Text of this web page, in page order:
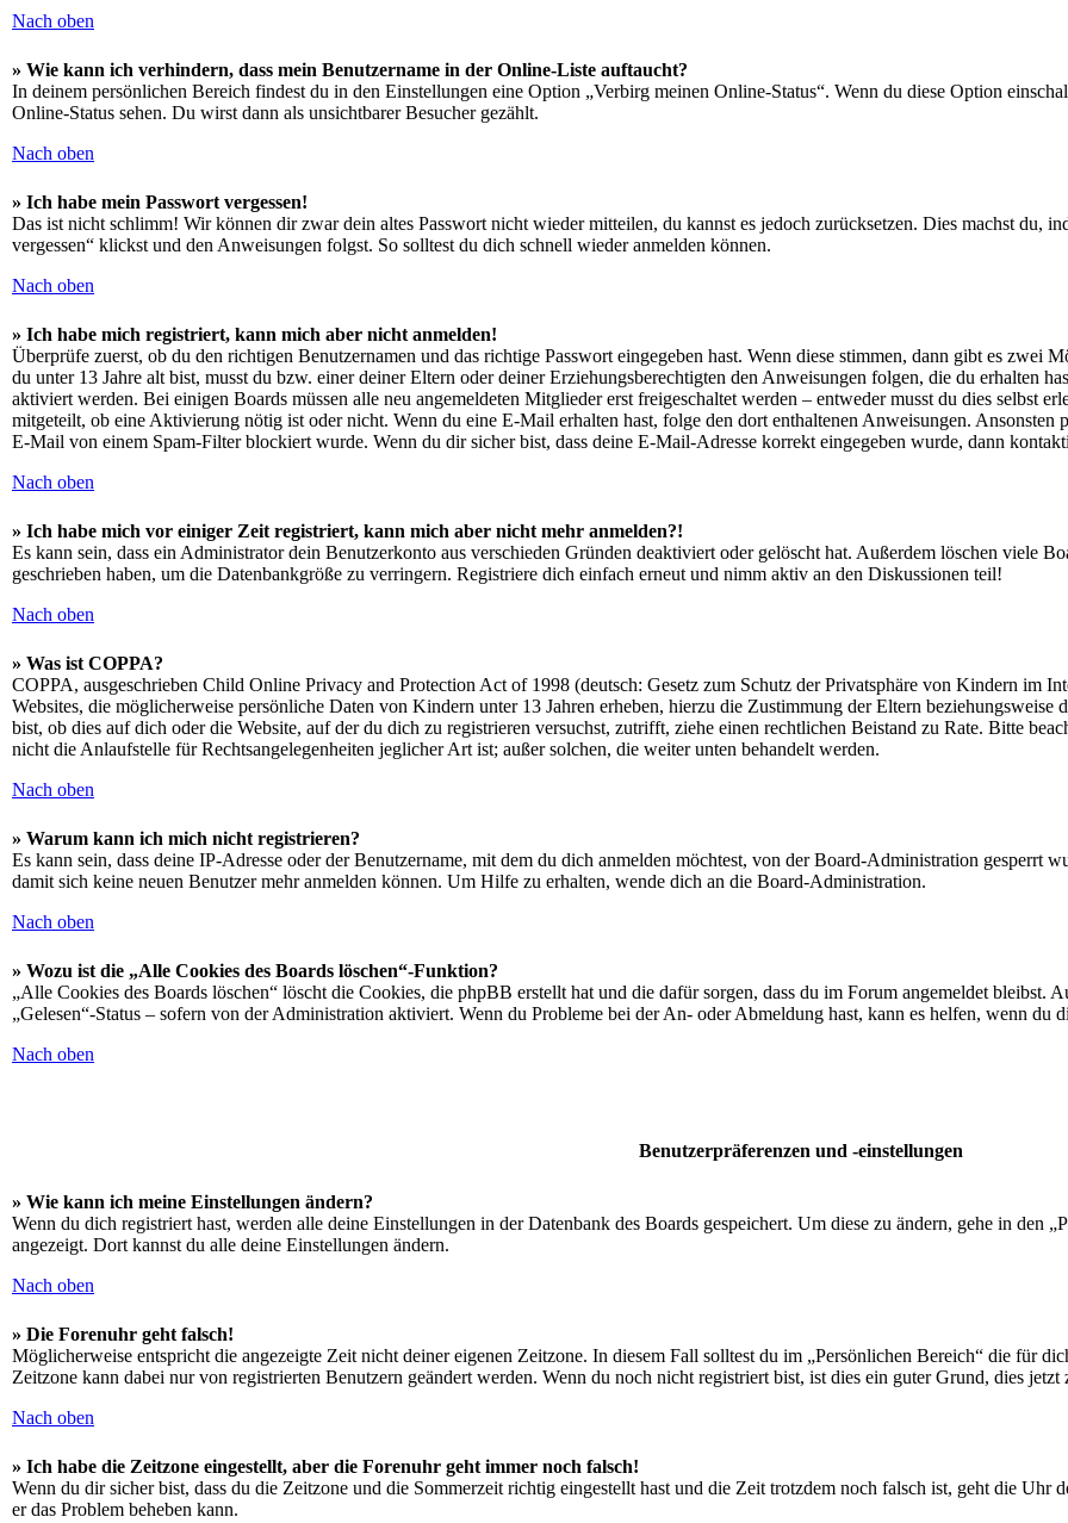
Nach oben
» Wie kann ich verhindern, dass mein Benutzername in der Online-Liste auftaucht?
In deinem persönlichen Bereich findest du in den Einstellungen eine Option „Verbirg meinen Online-Status“. Wenn du diese Option
Online-Status sehen. Du wirst dann als unsichtbarer Besucher gezählt.
Nach oben
» Ich habe mein Passwort vergessen!
Das ist nicht schlimm! Wir können dir zwar dein altes Passwort nicht wieder mitteilen, du kannst es jedoch zurücksetzen. Dies machst du,
vergessen“ klickst und den Anweisungen folgst. So solltest du dich schnell wieder anmelden können.
Nach oben
» Ich habe mich registriert, kann mich aber nicht anmelden!
Überprüfe zuerst, ob du den richtigen Benutzernamen und das richtige Passwort eingegeben hast. Wenn diese stimmen, dann gibt es zwei
du unter 13 Jahre alt bist, musst du bzw. einer deiner Eltern oder deiner Erziehungsberechtigten den Anweisungen folgen, die du erhalten
aktiviert werden. Bei einigen Boards müssen alle neu angemeldeten Mitglieder erst freigeschaltet werden – entweder musst du dies selbst
mitgeteilt, ob eine Aktivierung nötig ist oder nicht. Wenn du eine E-Mail erhalten hast, folge den dort enthaltenen Anweisungen.
E-Mail von einem Spam-Filter blockiert wurde. Wenn du dir sicher bist, dass deine E-Mail-Adresse korrekt eingegeben wurde, dann
Nach oben
» Ich habe mich vor einiger Zeit registriert, kann mich aber nicht mehr anmelden?!
Es kann sein, dass ein Administrator dein Benutzerkonto aus verschieden Gründen deaktiviert oder gelöscht hat. Außerdem löschen viele
geschrieben haben, um die Datenbankgröße zu verringern. Registriere dich einfach erneut und nimm aktiv an den Diskussionen teil!
Nach oben
» Was ist COPPA?
COPPA, ausgeschrieben Child Online Privacy and Protection Act of 1998 (deutsch: Gesetz zum Schutz der Privatsphäre von Kindern im
Websites, die möglicherweise persönliche Daten von Kindern unter 13 Jahren erheben, hierzu die Zustimmung der Eltern beziehungsweise
bist, ob dies auf dich oder die Website, auf der du dich zu registrieren versuchst, zutrifft, ziehe einen rechtlichen Beistand zu Rate. Bitte
nicht die Anlaufstelle für Rechtsangelegenheiten jeglicher Art ist; außer solchen, die weiter unten behandelt werden.
Nach oben
» Warum kann ich mich nicht registrieren?
Es kann sein, dass deine IP-Adresse oder der Benutzername, mit dem du dich anmelden möchtest, von der Board-Administration gesperrt
damit sich keine neuen Benutzer mehr anmelden können. Um Hilfe zu erhalten, wende dich an die Board-Administration.
Nach oben
» Wozu ist die „Alle Cookies des Boards löschen“-Funktion?
„Alle Cookies des Boards löschen“ löscht die Cookies, die phpBB erstellt hat und die dafür sorgen, dass du im Forum angemeldet bleibst.
„Gelesen“-Status – sofern von der Administration aktiviert. Wenn du Probleme bei der An- oder Abmeldung hast, kann es helfen, wenn du
Nach oben
Benutzerpräferenzen und -einstellungen
» Wie kann ich meine Einstellungen ändern?
Wenn du dich registriert hast, werden alle deine Einstellungen in der Datenbank des Boards gespeichert. Um diese zu ändern, gehe in den
angezeigt. Dort kannst du alle deine Einstellungen ändern.
Nach oben
» Die Forenuhr geht falsch!
Möglicherweise entspricht die angezeigte Zeit nicht deiner eigenen Zeitzone. In diesem Fall solltest du im „Persönlichen Bereich“ die für
Zeitzone kann dabei nur von registrierten Benutzern geändert werden. Wenn du noch nicht registriert bist, ist dies ein guter Grund, dies jetzt
Nach oben
» Ich habe die Zeitzone eingestellt, aber die Forenuhr geht immer noch falsch!
Wenn du dir sicher bist, dass du die Zeitzone und die Sommerzeit richtig eingestellt hast und die Zeit trotzdem noch falsch ist, geht die
er das Problem beheben kann.